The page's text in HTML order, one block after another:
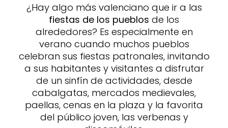
¿Hay algo más valenciano que ir a las
fiestas de los pueblos de los
alrededores? Es especialmente en
verano cuando muchos pueblos
celebran sus fiestas patronales, invitando
a sus habitantes y visitantes a disfrutar
de un sinfín de actividades, desde
cabalgatas, mercados medievales,
paellas, cenas en la plaza y la favorita
del público joven, las verbenas y